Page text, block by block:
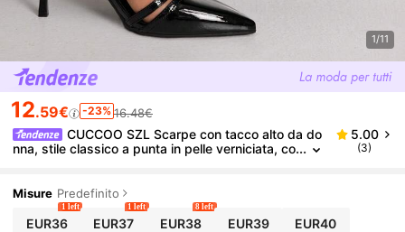
1/11
12.59€ -23% 16.48€
CUCCOO SZL Scarpe con tacco alto da do
nna, stile classico a punta in pelle verniciata, co
5.00
(3)
Misure Predefinito
EUR36
1 left
EUR37
1 left
EUR38
8 left
EUR39 EUR40